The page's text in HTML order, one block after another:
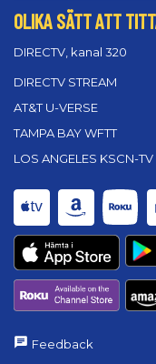
OLIKA SÄTT ATT
DIRECTV, kanal 320
DIRECTV STREAM
AT&T U-VERSE
TAMPA BAY WFTT
LOS ANGELES KSCN-TV
Feedback